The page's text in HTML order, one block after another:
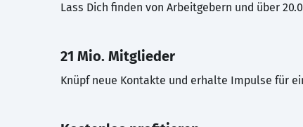
Lass Dich finden von Arbeitgebern und über
21 Mio. Mitglieder
Knüpf neue Kontakte und erhalte Impulse für